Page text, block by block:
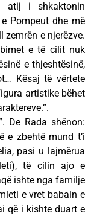
atij i shkaktonin
Pompeut dhe më
zemrën e njerëzve.
e të cilit nuk
e thjeshtësinë,
Kësaj të vërtete
artistike bëhet
De Rada shënon:
e zbehtë mund t’i
pasi u lajmërua
të cilin ajo e
ishte nga familje
e vret babain e
që i kishte duart e